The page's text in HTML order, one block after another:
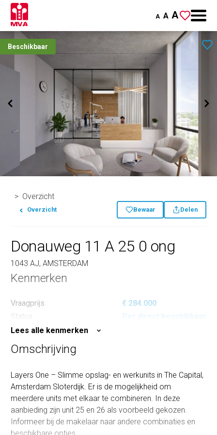
A A A
Beschikbaar
Overzicht
Overzicht Bewaar Delen
Donauweg 11 A 25 0 ong
1043 AJ, AMSTERDAM
Kenmerken
Vraagprijs
€ 284.000
Status
Per direct beschikbaar
Lees alle kenmerken
Omschrijving
Layers One – Slimme opslag- en werkunits in The Capital,
Amsterdam Sloterdijk. Er is de mogelijkheid om
meerdere units met elkaar te combineren. In deze
aanbieding zijn unit 25 en 26 als voorbeeld gekozen.
Informeer bij de makelaar naar andere combinaties en